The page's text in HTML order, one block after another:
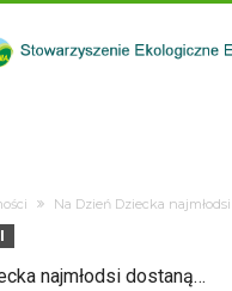
Na Dzień Dziecka
najmłodsi dostaną…